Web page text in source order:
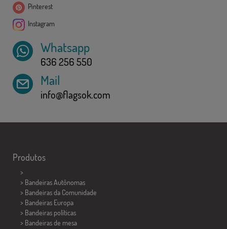
Pinterest
Instagram
Whatsapp
636 256 550
Mail
info@flagsok.com
Produtos
>
> Bandeiras Autônomas
> Bandeiras da Comunidade
> Bandeiras Europa
> Bandeiras políticas
> Bandeiras de mesa